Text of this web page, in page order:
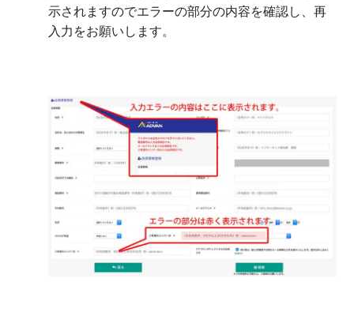
示されますのでエラーの部分の内容を確認し、再
入力をお願いします。